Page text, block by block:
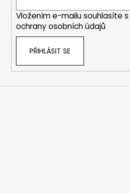
Vložením e-mailu souhlasíte s
ochrany osobních údajů
PŘIHLÁSIT SE